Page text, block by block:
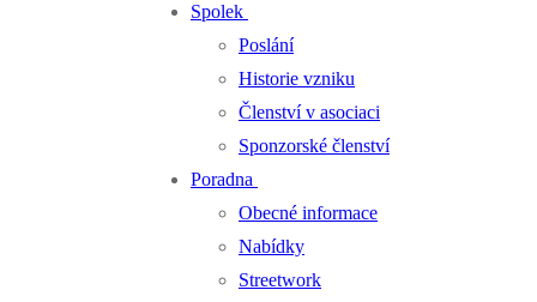
Spolek
Poslání
Historie vzniku
Členství v asociaci
Sponzorské členství
Poradna
Obecné informace
Nabídky
Streetwork